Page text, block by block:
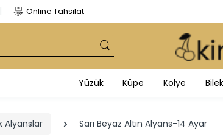
Online Tahsilat
Yüzük Küpe Kolye
Alyanslar Sarı Beyaz Altın Alyans-14 Ayar